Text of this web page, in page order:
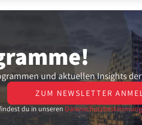
und aktuellen Insights
ZUM NEWSLETTER
du in unseren